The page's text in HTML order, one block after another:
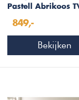
Pastell Abrikoos
849,-
Bekijken